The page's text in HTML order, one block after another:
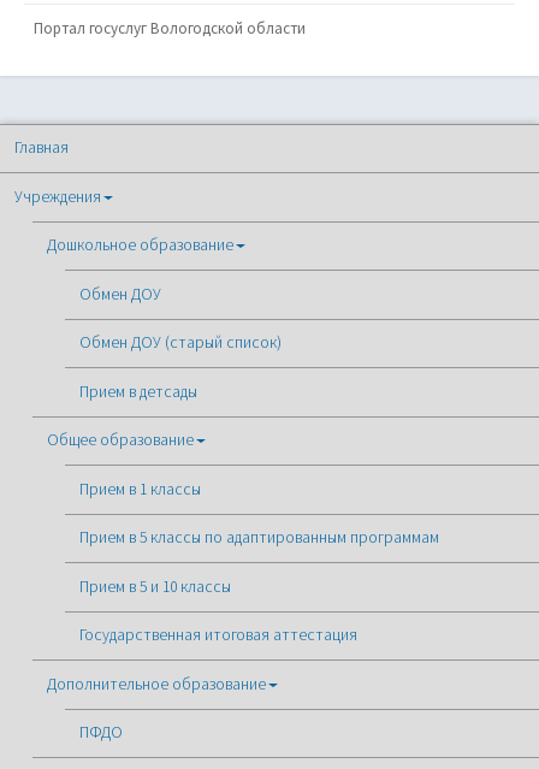
Портал госуслуг Вологодской области
Главная
Учреждения
Дошкольное образование
Обмен ДОУ
Обмен ДОУ (старый список)
Прием в детсады
Общее образование
Прием в 1 классы
Прием в 5 классы по адаптированным программам
Прием в 5 и 10 классы
Государственная итоговая аттестация
Дополнительное образование
ПФДО